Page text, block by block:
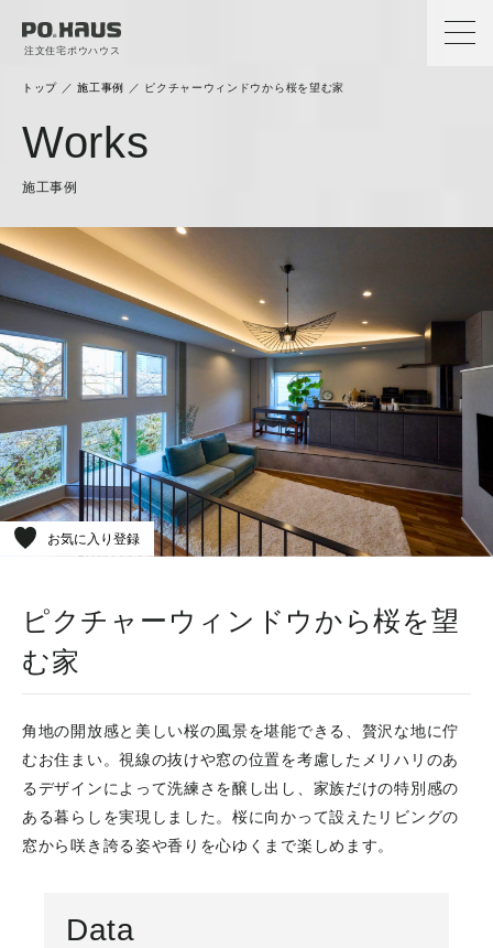
注文住宅ポウハウス
トップ ／施工事例 ／ ピクチャーウィンドウから桜を望む家
Works
施工事例
お気に入り登録
ピクチャーウィンドウから桜を望
む家
角地の開放感と美しい桜の風景を堪能できる、贅沢な地に佇
むお住まい。視線の抜けや窓の位置を考慮したメリハリのあ
るデザインによって洗練さを醸し出し、家族だけの特別感の
ある暮らしを実現しました。桜に向かって設えたリビングの
窓から咲き誇る姿や香りを心ゆくまで楽しめます。
Data